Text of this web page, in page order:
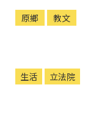
原鄉 教文
生活 立法院